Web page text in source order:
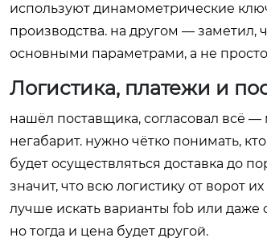
используют динамометрические
производства. на другом —
основными параметрами, а не
Логистика, платежи и
нашёл поставщика, согласовал всё —
негабарит. нужно чётко понимать,
будет осуществляться доставка до
значит, что всю логистику от ворот
лучше искать варианты fob или даже
но тогда и цена будет другой.